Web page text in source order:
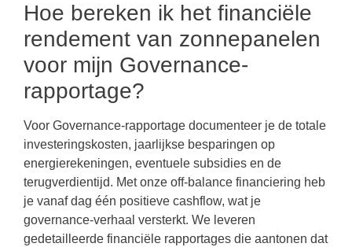
Hoe bereken ik het financiële
rendement van zonnepanelen
voor mijn Governance-
rapportage?
Voor Governance-rapportage documenteer je de totale
investeringskosten, jaarlijkse besparingen op
energierekeningen, eventuele subsidies en de
terugverdientijd. Met onze off-balance financiering heb
je vanaf dag één positieve cashflow, wat je
governance-verhaal versterkt. We leveren
gedetailleerde financiële rapportages die aantonen dat